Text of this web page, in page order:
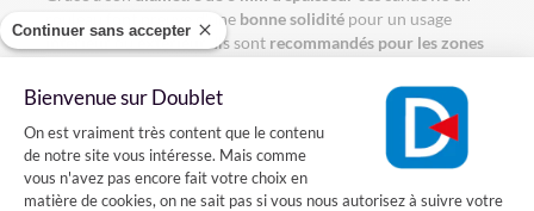
Continuer sans accepter
Bienvenue sur Doublet
Plateforme de Gestion du
On est vraiment très content que le contenu
de notre site vous intéresse. Mais comme
vous n'avez pas encore fait votre choix en
matière de cookies, on ne sait pas si vous nous autorisez à suivre votre
rouleau font preuve d'une bonne solidité pour un usage
extérieur . Ils sont recommandés pour les zones
- Longueur : 50 ou 100 mètres
- Épaisseur : 6 mm